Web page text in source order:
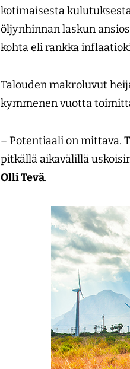
kotimaisesta
öljynhinnan laskun
kohta eli rankka
Talouden makroluvut
kymmenen vuotta
– Potentiaali on mittava.
pitkällä aikavälillä
Olli Tevä.